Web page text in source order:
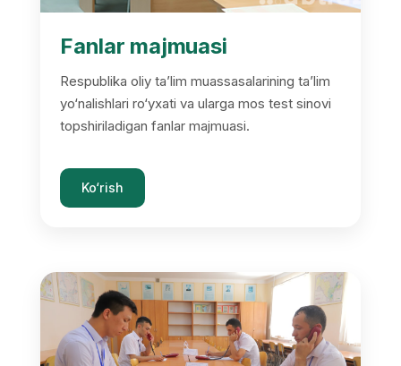
Fanlar majmuasi
Respublika oliy ta’lim muassasalarining ta’lim
yo‘nalishlari ro‘yxati va ularga mos test sinovi
topshiriladigan fanlar majmuasi.
Ko‘rish